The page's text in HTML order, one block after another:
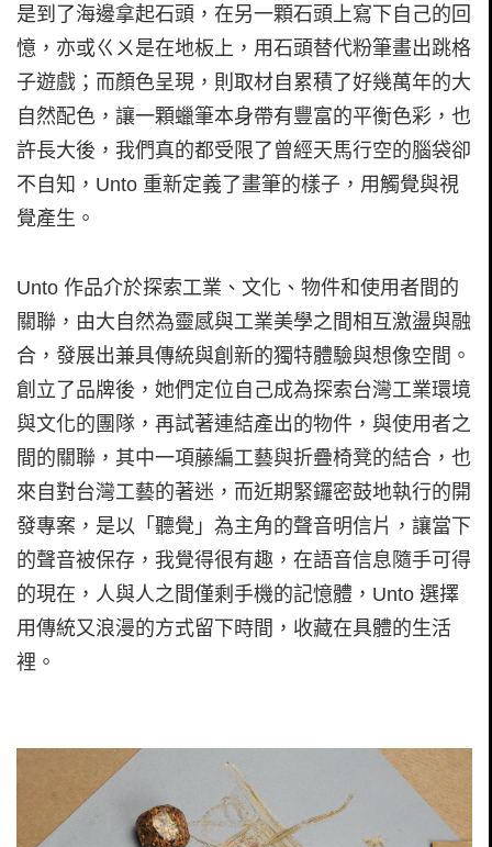
是到了海邊拿起石頭，在另一顆石頭上寫下自己的回
憶，亦或ㄍㄨ是在地板上，用石頭替代粉筆畫出跳格
子遊戲；而顏色呈現，則取材自累積了好幾萬年的大
自然配色，讓一顆蠟筆本身帶有豐富的平衡色彩，也
許長大後，我們真的都受限了曾經天馬行空的腦袋卻
不自知，Unto 重新定義了畫筆的樣子，用觸覺與視
覺產生。
Unto 作品介於探索工業、文化、物件和使用者間的
關聯，由大自然為靈感與工業美學之間相互激盪與融
合，發展出兼具傳統與創新的獨特體驗與想像空間。
創立了品牌後，她們定位自己成為探索台灣工業環境
與文化的團隊，再試著連結產出的物件，與使用者之
間的關聯，其中一項藤編工藝與折疊椅凳的結合，也
來自對台灣工藝的著迷，而近期緊鑼密鼓地執行的開
發專案，是以「聽覺」為主角的聲音明信片，讓當下
的聲音被保存，我覺得很有趣，在語音信息隨手可得
的現在，人與人之間僅剩手機的記憶體，Unto 選擇
用傳統又浪漫的方式留下時間，收藏在具體的生活
裡。